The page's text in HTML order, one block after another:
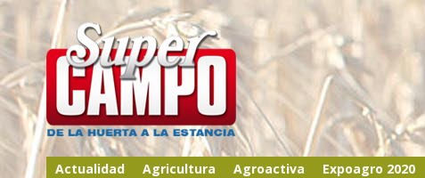
Actualidad Agricultura Agroactiva Expoagro 2020